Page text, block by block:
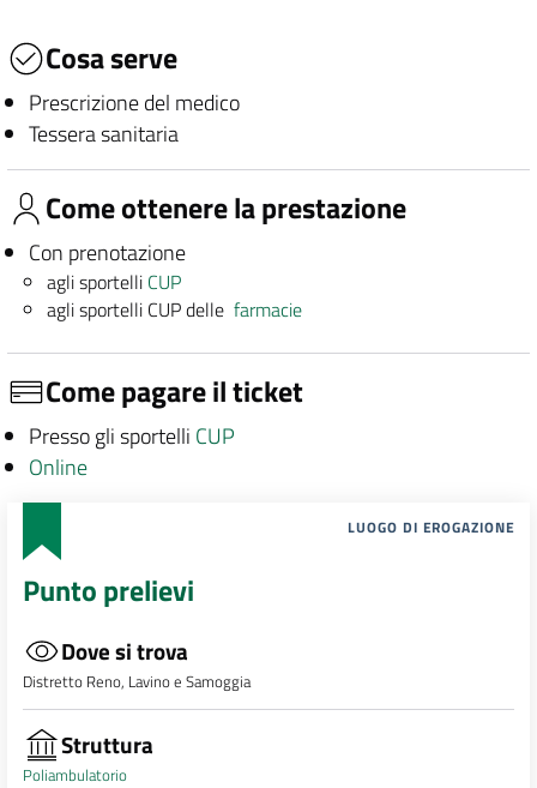
Cosa serve
Prescrizione del medico
Tessera sanitaria
Come ottenere la prestazione
Con prenotazione
agli sportelli CUP
agli sportelli CUP dellefarmacie
Come pagare il ticket
Presso gli sportelli CUP
Online
LUOGO DI EROGAZIONE
Punto prelievi
Dove si trova
Distretto Reno, Lavino e Samoggia
Struttura
Poliambulatorio